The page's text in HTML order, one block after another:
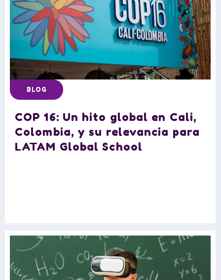
BLOG
COP 16: Un hito global en Cali,
Colombia, y su relevancia para
LATAM Global School